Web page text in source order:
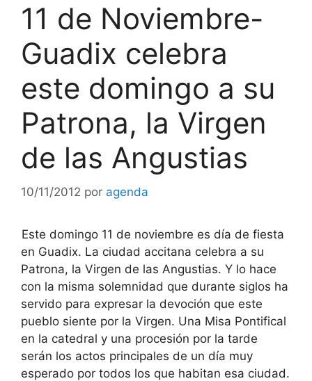
11 de Noviembre-
Guadix celebra
este domingo a su
Patrona, la Virgen
de las Angustias
10/11/2012 por agenda
Este domingo 11 de noviembre es día de fiesta
en Guadix. La ciudad accitana celebra a su
Patrona, la Virgen de las Angustias. Y lo hace
con la misma solemnidad que durante siglos ha
servido para expresar la devoción que este
pueblo siente por la Virgen. Una Misa Pontifical
en la catedral y una procesión por la tarde
serán los actos principales de un día muy
esperado por todos los que habitan esa ciudad.